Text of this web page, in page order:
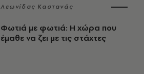
Λεωνίδας Καστανάς
Φωτιά με φωτιά: Η χώρα που
έμαθε να ζει με τις στάχτες